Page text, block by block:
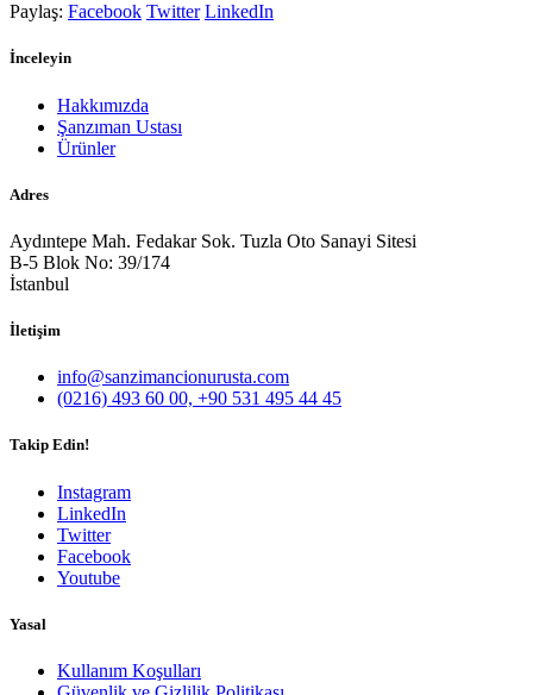
Paylaş: Facebook Twitter LinkedIn
İnceleyin
Hakkımızda
Şanzıman Ustası
Ürünler
Adres
Aydıntepe Mah. Fedakar Sok. Tuzla Oto Sanayi Sitesi
B-5 Blok No: 39/174
İstanbul
İletişim
info@sanzimancionurusta.com
(0216) 493 60 00, +90 531 495 44 45
Takip Edin!
Instagram
LinkedIn
Twitter
Facebook
Youtube
Yasal
Kullanım Koşulları